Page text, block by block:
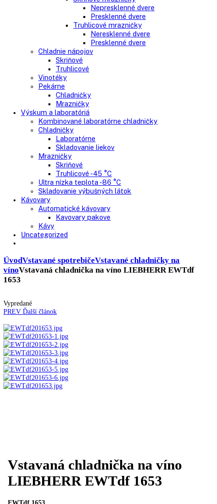
Gastro prevádzky
Kombinované chladničky
Chladničky
Nepresklenné dvere
Presklenné dvere
Mrazničky
Skriňové mrazničky
Truhlicové mrazničky
Chladnie nápojov
Skriňové
Truhlicové
Vinotéky
Pekárne
Chladničky
Mrazničky
Výskum a laboratóriá
Kombinované laboratórne chladničky
Chladničky
Laboratórne
Mrazničky
Truhlicové -45 °C
Ultra nízka teplota -86 °C
Kávy
Uncategorized
ÚvodVstavané spotrebiče
vínoVstavaná chladnička na víno LIEBHERR EWTdf
1653